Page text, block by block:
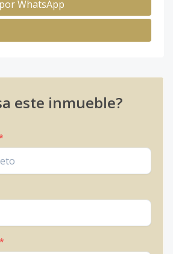
WhatsApp
este inmueble?
*